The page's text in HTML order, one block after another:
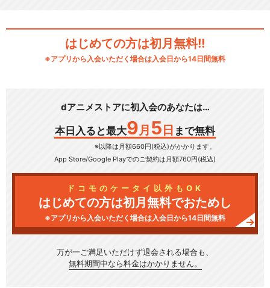
はじめての方は初月無料!!
※アプリから入会いただく場合は入会日から14日間無料
dアニメストアに初入会のあなたは…
本日入ると最大9月 5 日 まで無料
※以降は月額660円(税込)がかかります。
App Store/Google Playでのご契約は月額760円(税込)
ドコモのケータイ以外もOK
はじめての方は初月無料でおためし
※アプリから入会いただく場合は入会日から14日間無料
万が一ご満足いただけず退会される場合も、
無料期間中なら料金はかかりません。